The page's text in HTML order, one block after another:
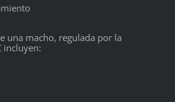
una macho, regulada por la
incluyen: